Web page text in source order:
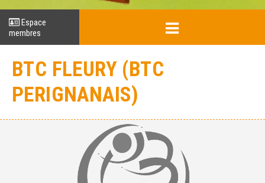
Espace
membres
BTC FLEURY (BTC
PERIGNANAIS)